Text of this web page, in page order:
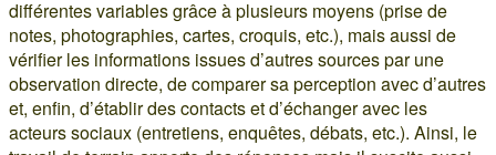
différentes variables grâce à plusieurs moyens (prise de
notes, photographies, cartes, croquis, etc.), mais aussi de
vérifier les informations issues d’autres sources par une
observation directe, de comparer sa perception avec d’autres
et, enfin, d’établir des contacts et d’échanger avec les
acteurs sociaux (entretiens, enquêtes, débats, etc.). Ainsi, le